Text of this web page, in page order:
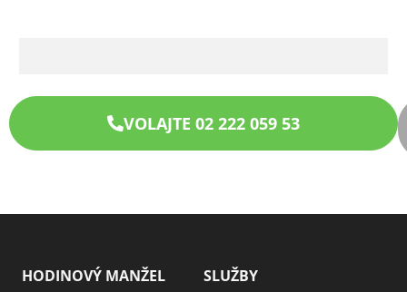
VOLAJTE 02 222 059 53
HODINOVÝ MANŽEL SLUŽBY